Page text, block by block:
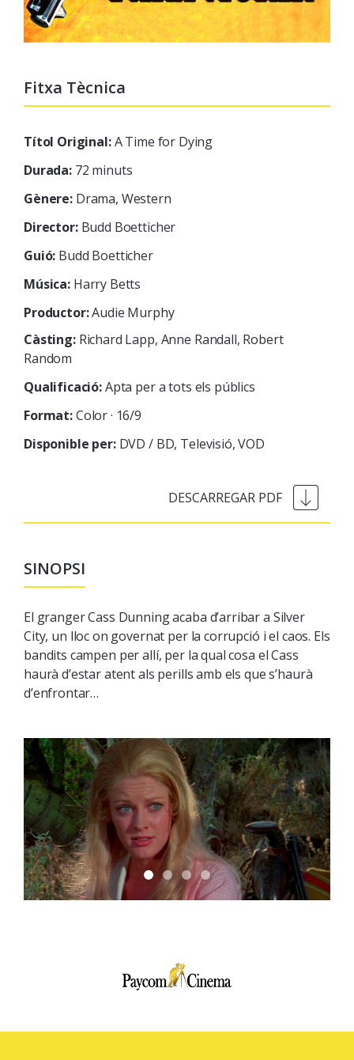
Fitxa Tècnica
Títol Original:A Time for Dying
Durada:72 minuts
Gènere:Drama, Western
Director:Budd Boetticher
Guió: Budd Boetticher
Música:Harry Betts
Productor:Audie Murphy
Càsting:Richard Lapp, Anne Randall, Robert
Random
Qualificació:Apta per a tots els públics
Format:Color · 16/9
Disponible per: DVD / BD Televisió VOD
SINOPSI
El granger Cass Dunning acaba d’arribar a Silver
City, un lloc on governat per la corrupció i el caos. Els
bandits campen per allí, per la qual cosa el Cass
haurà d’estar atent als perills amb els que s’haurà
d’enfrontar…